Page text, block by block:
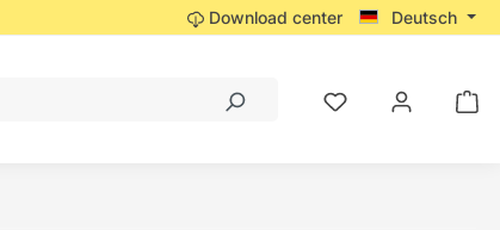
Download center Deutsch